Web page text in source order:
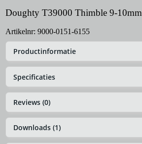
Doughty T39000 Thimble 9-10mm
Artikelnr: 9000-0151-6155
Productinformatie
Specificaties
Reviews (0)
Downloads (1)